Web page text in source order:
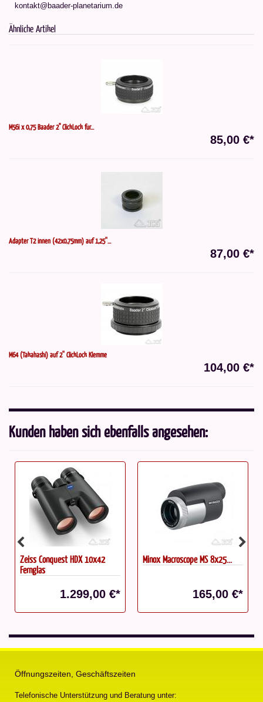
kontakt@baader-planetarium.de
Ähnliche Artikel
M56i x 0,75 Baader 2" ClickLock für...
85,00 €*
Adapter T2 innen (42x0,75mm) auf 1,25''...
87,00 €*
M64 (Takahashi) auf 2'' ClickLock Klemme
104,00 €*
Kunden haben sich ebenfalls angesehen:
Zeiss Conquest HDX 10x42
Fernglas
1.299,00 €*
Minox Macroscope MS 8x25...
165,00 €*
Öffnungszeiten, Geschäftszeiten
Telefonische Unterstützung und Beratung unter: